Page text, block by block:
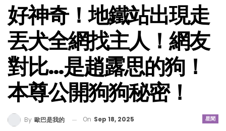
好神奇！地鐵站出現走
丟犬全網找主人！網友
對比…是趙露思的狗！
本尊公開狗狗秘密！
星聞
By 歐巴是我的 On Sep 18, 2025